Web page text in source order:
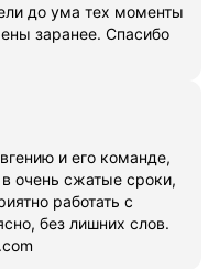
до ума тех моменты
заранее. Спасибо
и его команде,
очень сжатые сроки,
работать с
без лишних слов.